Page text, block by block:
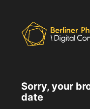
Sorry, your
date